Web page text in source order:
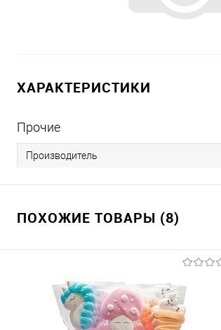
ХАРАКТЕРИСТИКИ
Прочие
Производитель
ПОХОЖИЕ ТОВАРЫ (8)